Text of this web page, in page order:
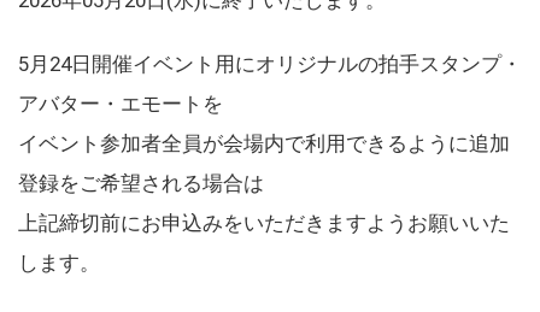
5月24日開催イベント用にオリジナルの拍手スタンプ・
アバター・エモートを
イベント参加者全員が会場内で利用できるように追加
登録をご希望される場合は
上記締切前にお申込みをいただきますようお願いいた
します。